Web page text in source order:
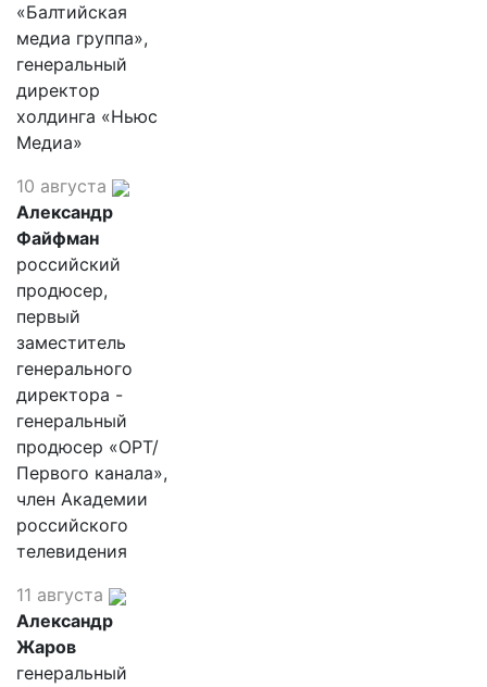
«Балтийская
медиа группа»,
генеральный
директор
холдинга «Ньюс
Медиа»
10 августа
Александр
Файфман
российский
продюсер,
первый
заместитель
генерального
директора -
генеральный
продюсер «ОРТ/
Первого канала»,
член Академии
российского
телевидения
11 августа
Александр
Жаров
генеральный